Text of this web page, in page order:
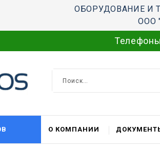
ОБОРУДОВАНИЕ И
ООО
О КОМПАНИИ